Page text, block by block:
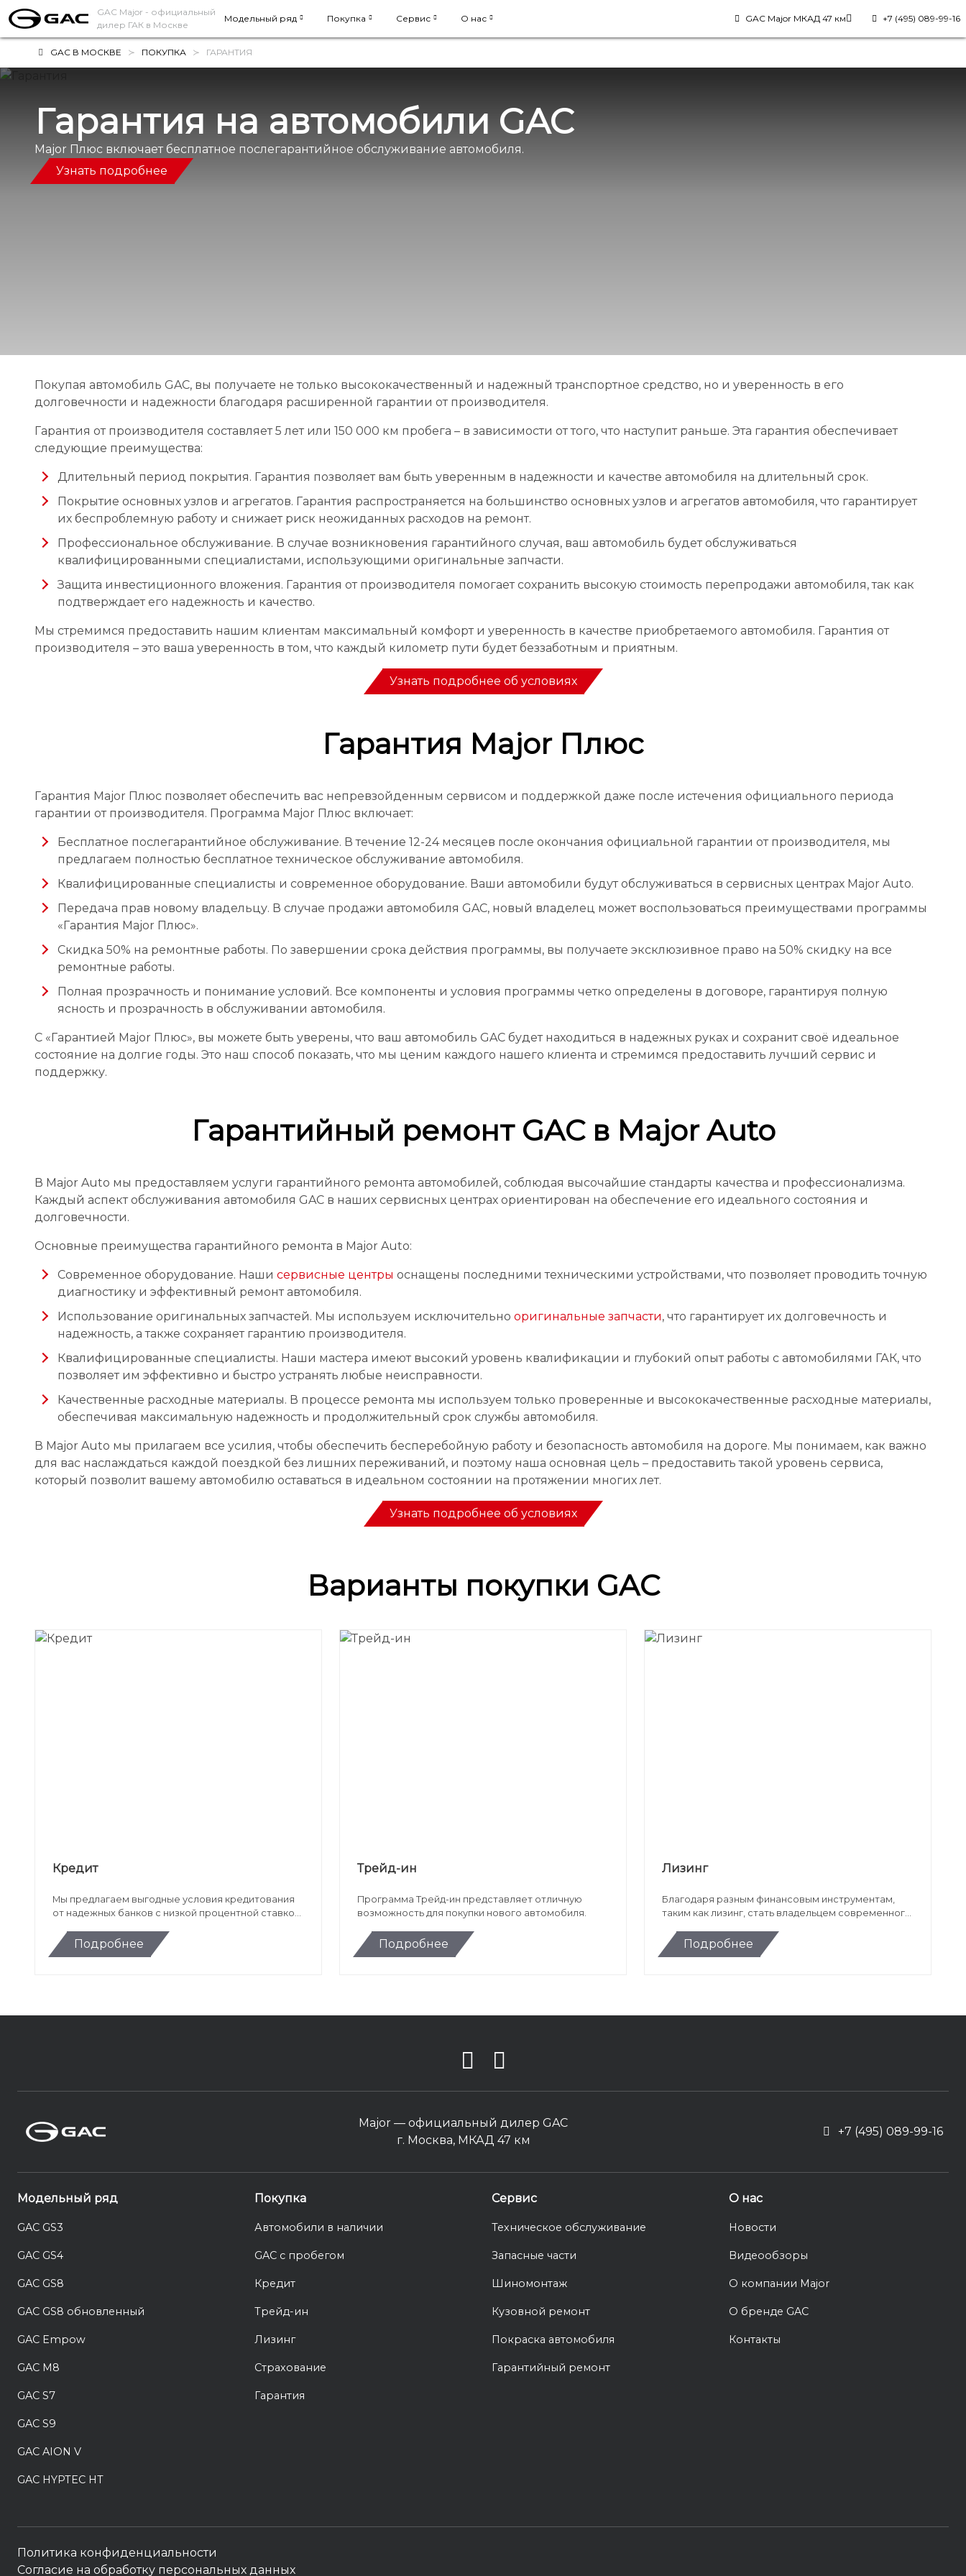
GAC Major - официальный
дилер ГАК в Москве
Модельный ряд Покупка Сервис О нас GAC Major МКАД 47 км +7 (495) 089-99-16
GAC В МОСКВЕ ПОКУПКА ГАРАНТИЯ
Гарантия на автомобили GAC
Major Плюс включает бесплатное послегарантийное обслуживание автомобиля.
Узнать подробнее
Покупая автомобиль GAC, вы получаете не только высококачественный и надежный транспортное средство, но и уверенность в его
долговечности и надежности благодаря расширенной гарантии от производителя.
Гарантия от производителя составляет 5 лет или 150 000 км пробега – в зависимости от того, что наступит раньше. Эта гарантия обеспечивает
следующие преимущества:
Длительный период покрытия. Гарантия позволяет вам быть уверенным в надежности и качестве автомобиля на длительный срок.
Покрытие основных узлов и агрегатов. Гарантия распространяется на большинство основных узлов и агрегатов автомобиля, что гарантирует
их беспроблемную работу и снижает риск неожиданных расходов на ремонт.
Профессиональное обслуживание. В случае возникновения гарантийного случая, ваш автомобиль будет обслуживаться
квалифицированными специалистами, использующими оригинальные запчасти.
Защита инвестиционного вложения. Гарантия от производителя помогает сохранить высокую стоимость перепродажи автомобиля, так как
подтверждает его надежность и качество.
Мы стремимся предоставить нашим клиентам максимальный комфорт и уверенность в качестве приобретаемого автомобиля. Гарантия от
производителя – это ваша уверенность в том, что каждый километр пути будет беззаботным и приятным.
Узнать подробнее об условиях
Гарантия Major Плюс
Гарантия Major Плюс позволяет обеспечить вас непревзойденным сервисом и поддержкой даже после истечения официального периода
гарантии от производителя. Программа Major Плюс включает:
Бесплатное послегарантийное обслуживание. В течение 12-24 месяцев после окончания официальной гарантии от производителя, мы
предлагаем полностью бесплатное техническое обслуживание автомобиля.
Квалифицированные специалисты и современное оборудование. Ваши автомобили будут обслуживаться в сервисных центрах Major Auto.
Передача прав новому владельцу. В случае продажи автомобиля GAC, новый владелец может воспользоваться преимуществами программы
«Гарантия Major Плюс».
Скидка 50% на ремонтные работы. По завершении срока действия программы, вы получаете эксклюзивное право на 50% скидку на все
ремонтные работы.
Полная прозрачность и понимание условий. Все компоненты и условия программы четко определены в договоре, гарантируя полную
ясность и прозрачность в обслуживании автомобиля.
С «Гарантией Major Плюс», вы можете быть уверены, что ваш автомобиль GAC будет находиться в надежных руках и сохранит своё идеальное
состояние на долгие годы. Это наш способ показать, что мы ценим каждого нашего клиента и стремимся предоставить лучший сервис и
поддержку.
Гарантийный ремонт GAC в Major Auto
В Major Auto мы предоставляем услуги гарантийного ремонта автомобилей, соблюдая высочайшие стандарты качества и профессионализма.
Каждый аспект обслуживания автомобиля GAC в наших сервисных центрах ориентирован на обеспечение его идеального состояния и
долговечности.
Основные преимущества гарантийного ремонта в Major Auto:
Современное оборудование. Наши сервисные центры оснащены последними техническими устройствами, что позволяет проводить точную
диагностику и эффективный ремонт автомобиля.
Использование оригинальных запчастей. Мы используем исключительно оригинальные запчасти, что гарантирует их долговечность и
надежность, а также сохраняет гарантию производителя.
Квалифицированные специалисты. Наши мастера имеют высокий уровень квалификации и глубокий опыт работы с автомобилями ГАК, что
позволяет им эффективно и быстро устранять любые неисправности.
Качественные расходные материалы. В процессе ремонта мы используем только проверенные и высококачественные расходные материалы,
обеспечивая максимальную надежность и продолжительный срок службы автомобиля.
В Major Auto мы прилагаем все усилия, чтобы обеспечить бесперебойную работу и безопасность автомобиля на дороге. Мы понимаем, как важно
для вас наслаждаться каждой поездкой без лишних переживаний, и поэтому наша основная цель – предоставить такой уровень сервиса,
который позволит вашему автомобилю оставаться в идеальном состоянии на протяжении многих лет.
Узнать подробнее об условиях
Варианты покупки GAC
Кредит
Мы предлагаем выгодные условия кредитования
от надежных банков с низкой процентной ставкой
Подробнее
Трейд-ин
Программа Трейд-ин представляет отличную
возможность для покупки нового автомобиля.
Подробнее
Лизинг
Благодаря разным финансовым инструментам,
таким как лизинг, стать владельцем современного
Подробнее
Major — официальный дилер GAC
г. Москва, МКАД 47 км
+7 (495) 089-99-16
Модельный ряд
GAC GS3
GAC GS4
GAC GS8
GAC GS8 обновленный
GAC Empow
GAC M8
GAC S7
GAC S9
GAC AION V
GAC HYPTEC HT
Покупка
Автомобили в наличии
GAC с пробегом
Кредит
Трейд-ин
Лизинг
Страхование
Гарантия
Сервис
Техническое обслуживание
Запасные части
Шиномонтаж
Кузовной ремонт
Покраска автомобиля
Гарантийный ремонт
О нас
Новости
Видеообзоры
О компании Major
О бренде GAC
Контакты
Политика конфиденциальности
Согласие на обработку персональных данных